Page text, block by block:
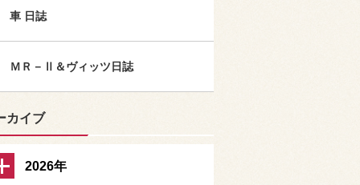
車 日誌
ＭＲ－Ⅱ＆ヴィッツ日誌
カイブ
2026年